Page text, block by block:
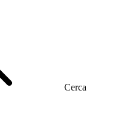
Cerca